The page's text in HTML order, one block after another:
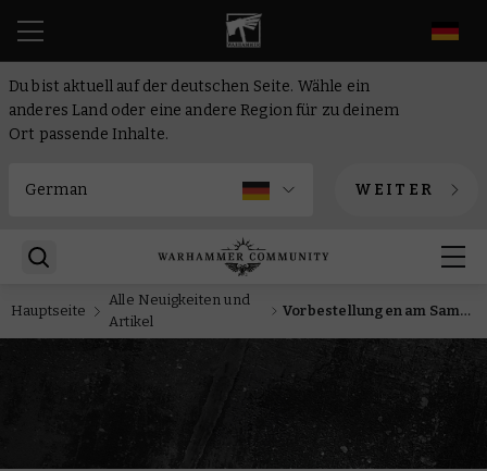
Du bist aktuell auf der deutschen Seite. Wähle ein
anderes Land oder eine andere Region für zu deinem
Ort passende Inhalte.
WEITER
Hauptseite
Alle Neuigkeiten und
Artikel
Vorbestellungen am Samstag: Hedoniten, Handbücher und die Horus-Häresie